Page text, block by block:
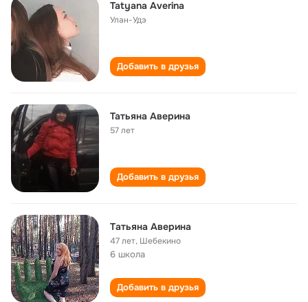
Tatyana Averina
Улан-Удэ
Добавить в друзья
Татьяна Аверина
57 лет
Добавить в друзья
Tатьяна Аверина
47 лет, Шебекино
6 школа
Добавить в друзья